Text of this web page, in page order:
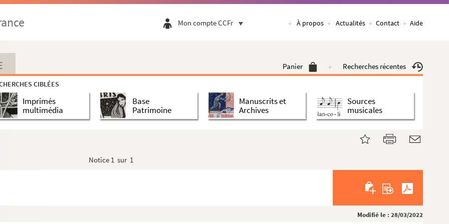
Mon compte CCFr À propos Actualités Contact Aide
Panier Recherches récentes
CIBLÉES
Imprimés
multimédia
Base
Patrimoine
Manuscrits et
Archives
Sources
musicales
Notice 1 sur 1
Modifié le : 28/03/2022